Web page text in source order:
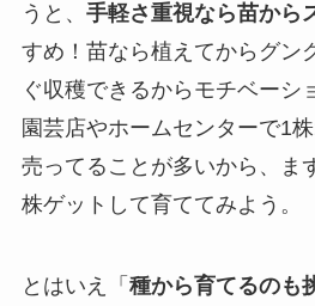
うと、 手軽さ重視なら苗から
すめ！苗なら植えてからグン
ぐ収穫できるからモチベーシ
園芸店やホームセンターで1
売ってることが多いから、ま
株ゲットして育ててみよう。
とはいえ「 種から育てるのも